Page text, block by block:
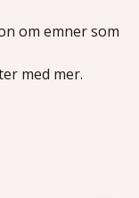
om emner som
med mer.